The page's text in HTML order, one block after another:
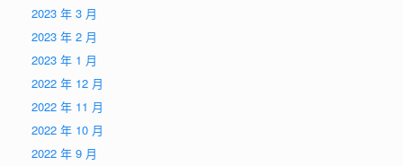
2023 年 3 月
2023 年 2 月
2023 年 1 月
2022 年 12 月
2022 年 11 月
2022 年 10 月
2022 年 9 月